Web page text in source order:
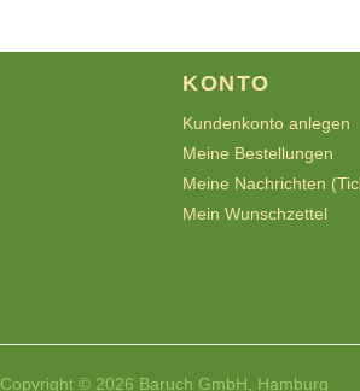
KONTO
Kundenkonto anlegen
Meine Bestellungen
Meine Nachrichten
Mein Wunschzettel
Copyright © 2026 Baruch GmbH, Hamburg